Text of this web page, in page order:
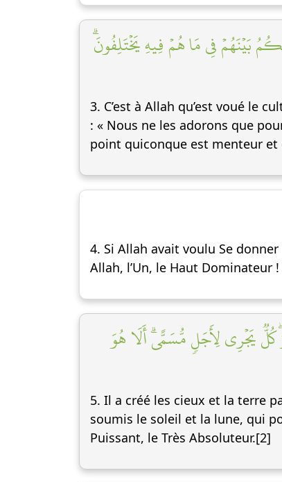
بَيۡنَهُمۡ فِي مَا هُمۡ فِيهِ يَخۡتَلِفُونَۗ
3. C’est à Allah qu’est voué le
: « Nous ne les adorons que
point quiconque est menteur
4. Si Allah avait voulu Se
Allah, l’Un, le Haut Dominateur !
كُلّٞ يَجۡرِي لِأَجَلٖ مُّسَمًّىۗ أَلَا هُوَ
5. Il a créé les cieux et la terre
soumis le soleil et la lune, qui
Puissant, le Très Absoluteur.[2]